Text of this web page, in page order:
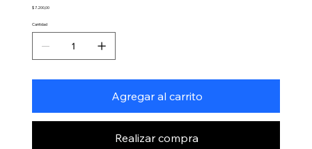
Precio
$ 7.200,00
Cantidad
Agregar al carrito
Realizar compra